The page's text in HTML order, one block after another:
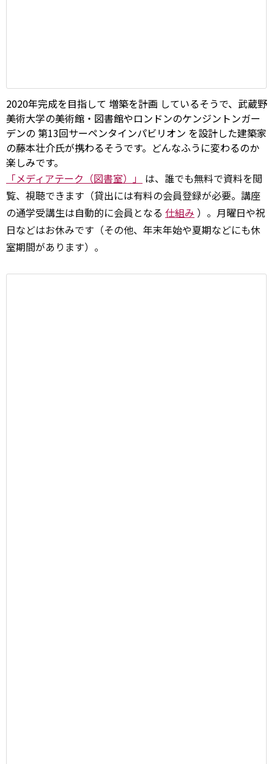
2020年完成を目指して 増築を計画 しているそうで、武蔵野
美術大学の美術館・図書館やロンドンのケンジントンガー
デンの 第13回サーペンタインパビリオン を設計した建築家
の藤本壮介氏が携わるそうです。どんなふうに変わるのか
楽しみです。
「メディアテーク（図書室）」
は、誰でも無料で資料を閲
覧、視聴できます（貸出には有料の会員登録が必要。講座
の通学受講生は自動的に会員となる 仕組み ）。月曜日や祝
日などはお休みです（その他、年末年始や夏期などにも休
室期間があります）。